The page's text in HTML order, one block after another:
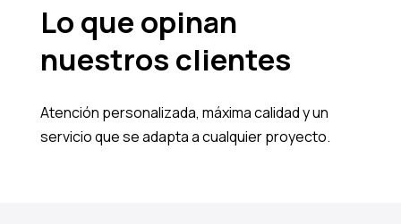
Lo que opinan
nuestros clientes
Atención personalizada, máxima calidad y un
servicio que se adapta a cualquier proyecto.